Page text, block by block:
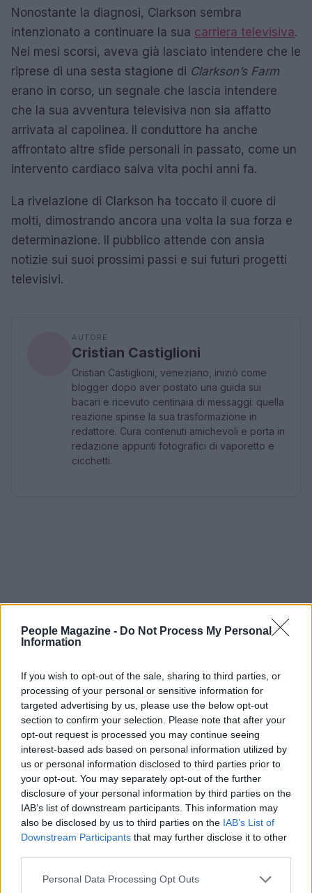
People Magazine - Do Not Process My Personal
Information
If you wish to opt-out of the sale, sharing to third parties, or
processing of your personal or sensitive information for
targeted advertising by us, please use the below opt-out
section to confirm your selection. Please note that after your
opt-out request is processed you may continue seeing
interest-based ads based on personal information utilized by
us or personal information disclosed to third parties prior to
your opt-out. You may separately opt-out of the further
disclosure of your personal information by third parties on the
IAB’s list of downstream participants. This information may
also be disclosed by us to third parties on the IAB’s List of
Downstream Participants that may further disclose it to other
Please note that this website/app uses one or more Google
Personal Data Processing Opt Outs
Nonostante la diagnosi, Clarkson sembra
intenzionato a continuare la sua carriera televisiva.
Nei mesi scorsi, aveva già lasciato intendere che le
riprese di una sesta stagione di Clarkson’s Farm
erano in corso, un segnale che lascia intendere
che la sua avventura televisiva non sia affatto
arrivata al capolinea. Il conduttore ha anche
affrontato altre sfide personali in passato, come un
intervento cardiaco salva vita pochi anni fa.
La rivelazione di Clarkson ha toccato il cuore di
molti, dimostrando ancora una volta la sua forza e
determinazione. Il pubblico attende con ansia
notizie sui suoi prossimi passi e sui futuri progetti
televisivi.
AUTORE
Cristian Castiglioni
Cristian Castiglioni, veneziano, iniziò come
blogger dopo aver postato una guida sui
bacari e ricevuto centinaia di messaggi: quella
reazione spinse la sua trasformazione in
redattore. Cura contenuti amichevoli e porta in
redazione appunti fotografici di vaporetto e
cicchetti.
Continua a leggere
PEOPLE NEWS